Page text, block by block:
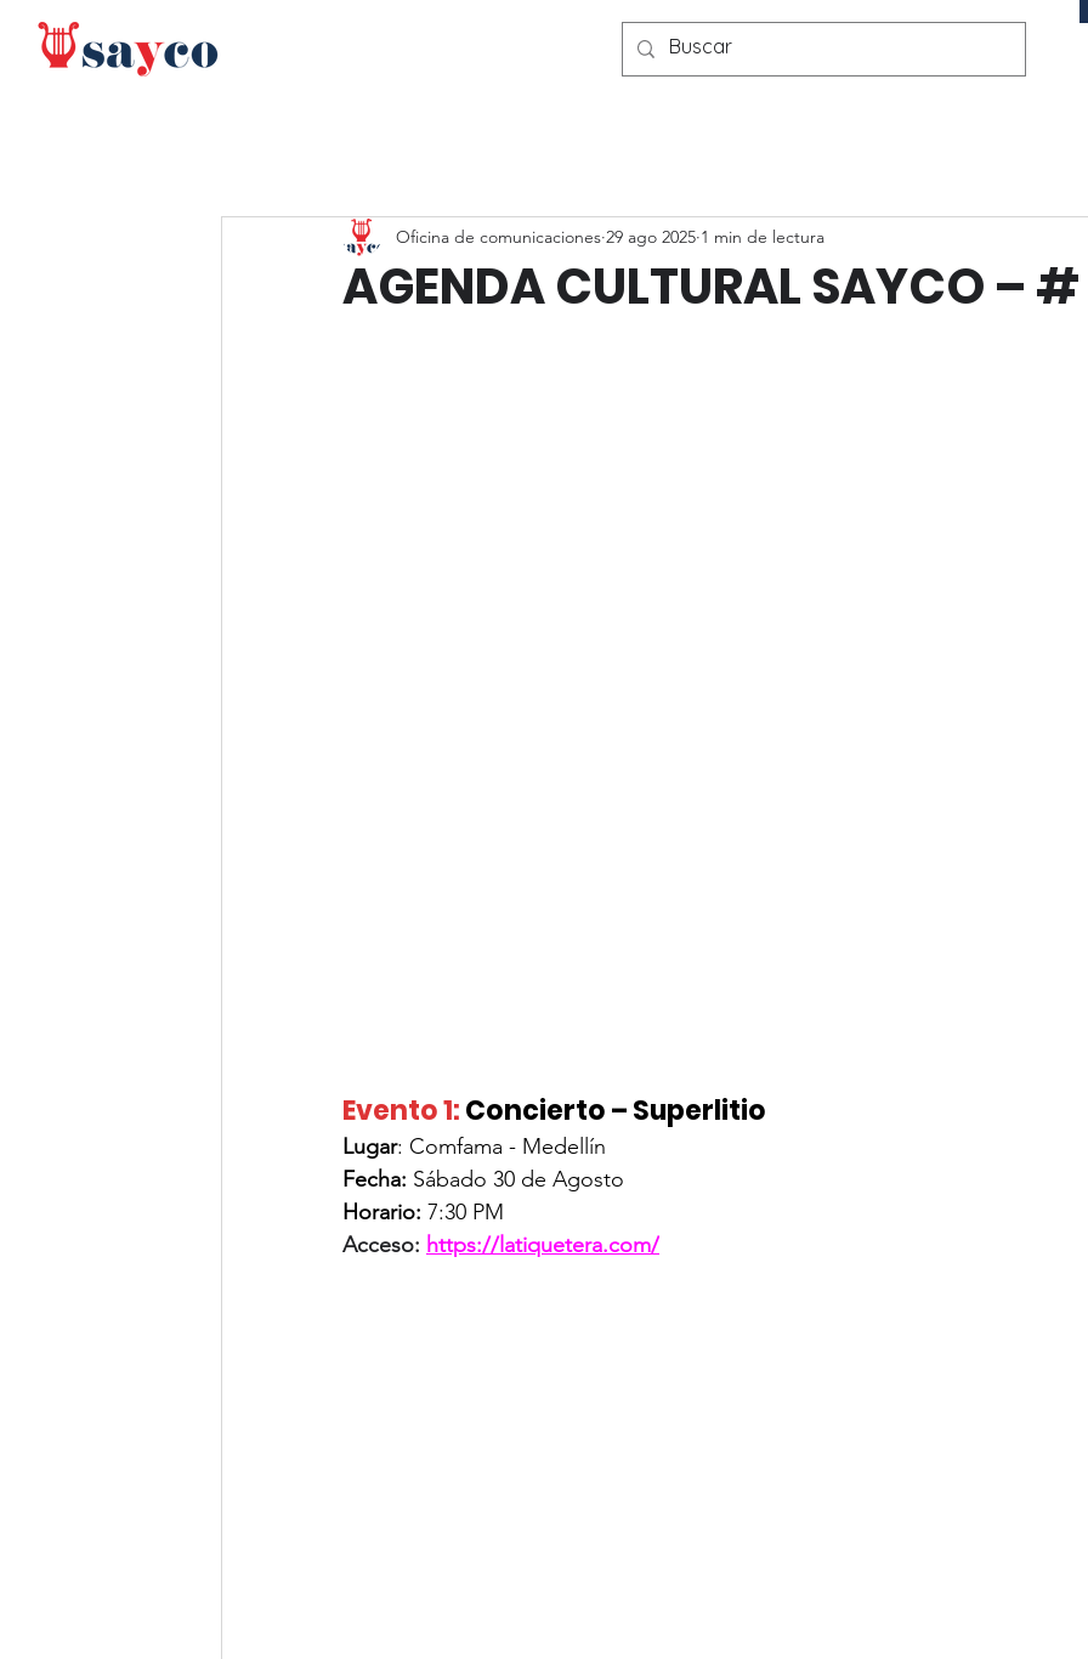
AGENDA CULTURAL SAYCO –
Oficina de comunicaciones 29 ago 2025 1 min de lectura
Evento 1:Concierto – Superlitio
Lugar: Comfama - Medellín
Fecha: Sábado 30 de Agosto
Horario: 7:30 PM
Acceso: https://latiquetera.com/